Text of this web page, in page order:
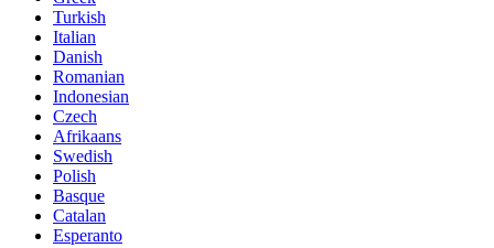
Turkish
Italian
Danish
Romanian
Indonesian
Czech
Afrikaans
Swedish
Polish
Basque
Catalan
Esperanto